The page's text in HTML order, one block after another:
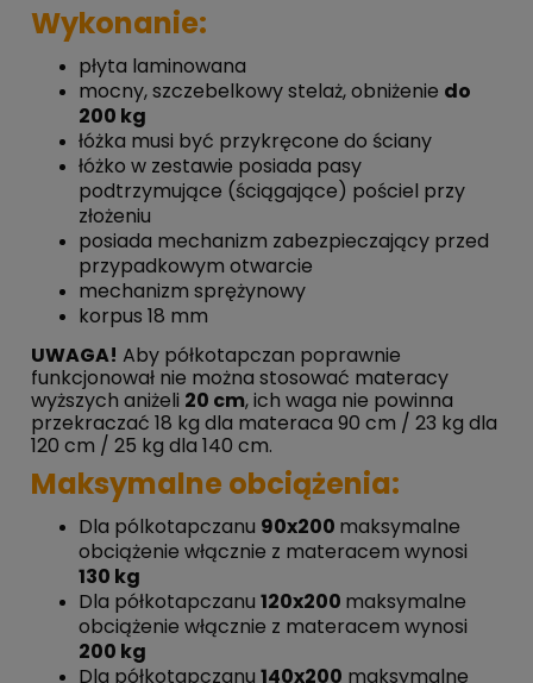
Wykonanie:
płyta laminowana
mocny, szczebelkowy stelaż, obniżenie do
200 kg
łóżka musi być przykręcone do ściany
łóżko w zestawie posiada pasy
podtrzymujące (ściągające) pościel przy
złożeniu
posiada mechanizm zabezpieczający przed
przypadkowym otwarcie
mechanizm sprężynowy
korpus 18 mm
UWAGA! Aby półkotapczan poprawnie
funkcjonował nie można stosować materacy
wyższych aniżeli 20 cm, ich waga nie powinna
przekraczać 18 kg dla materaca 90 cm / 23 kg dla
120 cm / 25 kg dla 140 cm.
Maksymalne obciążenia:
Dla pólkotapczanu 90x200 maksymalne
obciążenie włącznie z materacem wynosi
130 kg
Dla półkotapczanu 120x200 maksymalne
obciążenie włącznie z materacem wynosi
200 kg
Dla półkotapczanu 140x200 maksymalne